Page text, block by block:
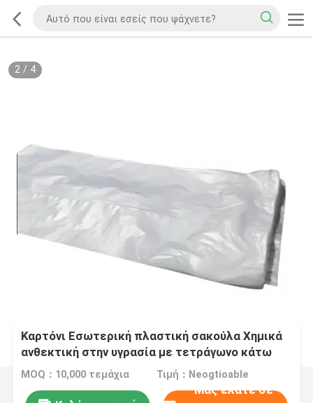
2/ 4
Καρτόνι Εσωτερική πλαστική σακούλα Χημικά
ανθεκτική στην υγρασία με τετράγωνο κάτω
μέρος
MOQ：10,000 τεμάχια Τιμή：Neogtioable
Μας ελάτε σε